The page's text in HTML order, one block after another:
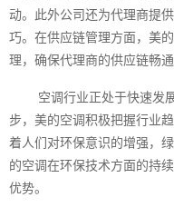
动。此外公司还为代理商提
巧。在供应链管理方面，美
理，确保代理商的供应链畅通
空调行业正处于快速发
步，美的空调积极把握行业
着人们对环保意识的增强，
的空调在环保技术方面的持
优势。